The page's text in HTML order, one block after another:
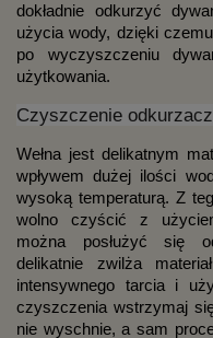
dokładnie odkurzyć
użycia wody, dzięki
po wyczyszczeniu
użytkowania.
Czyszczenie
Wełna jest delikatnym
wpływem dużej ilości
wysoką temperaturą. Z
wolno czyścić z
można posłużyć się
delikatnie zwilża
intensywnego tarcia i
czyszczenia wstrzymaj
nie wyschnie, a sam